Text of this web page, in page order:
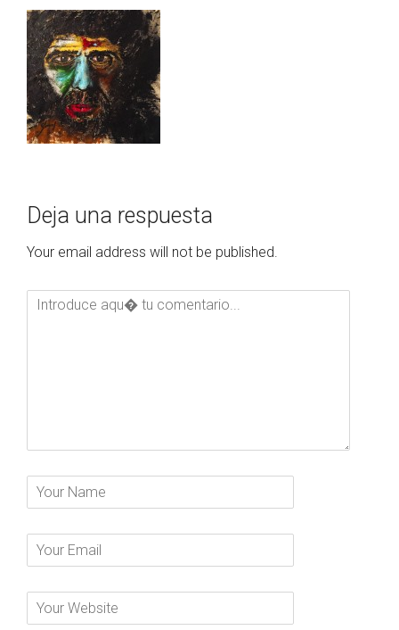
Deja una respuesta
Your email address will not be published.